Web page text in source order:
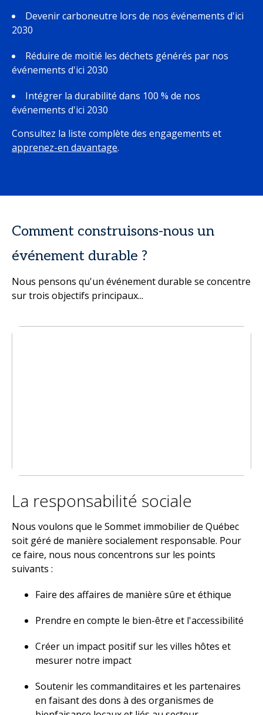
Devenir carboneutre lors de nos événements d'ici
2030
Réduire de moitié les déchets générés par nos
événements d'ici 2030
Intégrer la durabilité dans 100 % de nos
événements d'ici 2030
Consultez la liste complète des engagements et
apprenez-en davantage.
Comment construisons-nous un
événement durable ?
Nous pensons qu'un événement durable se concentre
sur trois objectifs principaux...
La responsabilité sociale
Nous voulons que le Sommet immobilier de Québec
soit géré de manière socialement responsable. Pour
ce faire, nous nous concentrons sur les points
suivants :
Faire des affaires de manière sûre et éthique
Prendre en compte le bien-être et l'accessibilité
Créer un impact positif sur les villes hôtes et
mesurer notre impact
Soutenir les commanditaires et les partenaires
en faisant des dons à des organismes de